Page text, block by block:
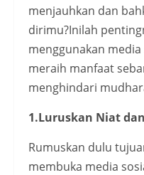
menjauhkan dan
dirimu?Inilah
menggunakan
meraih manfaat
menghindari
1.Luruskan Niat
Rumuskan dulu
membuka media